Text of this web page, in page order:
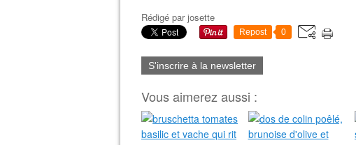
Rédigé parjosette
Repost 0
S'inscrire à la newsletter
Vous aimerez aussi :